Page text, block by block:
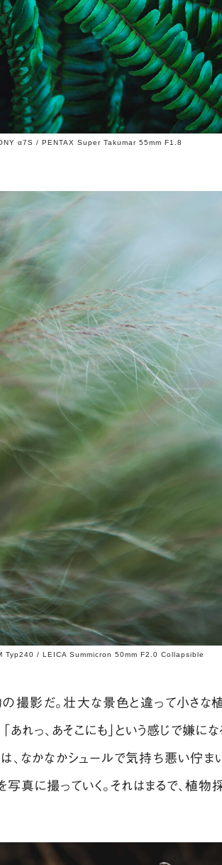
α7S / PENTAX Super Takumar 55mm F1.8
Typ240 / LEICA Summicron 50mm F2.0 Collapsible
撮影だ。壮大な景色と違って小さな
「あれっ、あそこにも」という感じで嫌
、なかなかシュールで気持ち悪い佇ま
真に撮っていく。それはまるで、植物